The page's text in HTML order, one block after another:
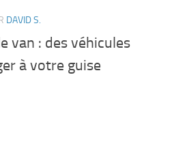
DAVID S.
van : des véhicules
à votre guise